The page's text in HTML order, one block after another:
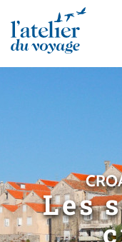
Les
Panneau de gestion